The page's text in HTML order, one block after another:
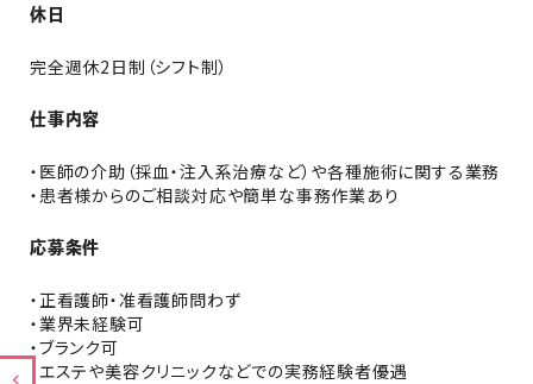
休日
完全週休2日制（シフト制）
仕事内容
・医師の介助（採血・注入系治療など）や各種施術に関する業務
・患者様からのご相談対応や簡単な事務作業あり
応募条件
・正看護師・准看護師問わず
・業界未経験可
・ブランク可
・エステや美容クリニックなどでの実務経験者優遇